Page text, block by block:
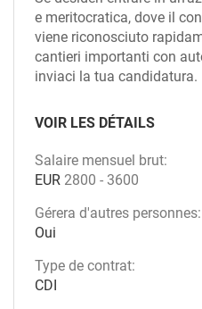
e meritocratica, dove il
viene riconosciuto
cantieri importanti con
inviaci la tua candidatura.
VOIR LES DÉTAILS
Salaire mensuel brut:
EUR 2800 - 3600
Gérera d'autres personnes:
Oui
Type de contrat:
CDI